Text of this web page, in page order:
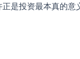
是投资最本真的